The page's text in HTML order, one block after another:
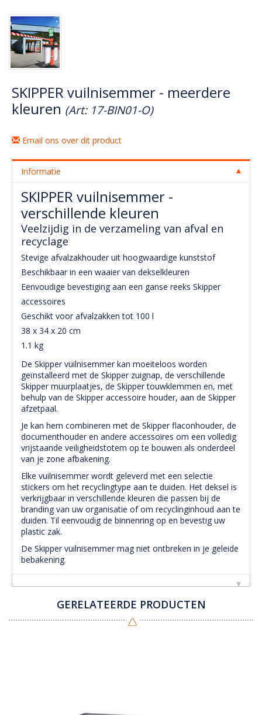
SKIPPER vuilnisemmer - meerdere
kleuren (Art: 17-BIN01-O)
Email ons over dit product
Informatie
SKIPPER vuilnisemmer -
verschillende kleuren
Veelzijdig in de verzameling van afval en
recyclage
Stevige afvalzakhouder uit hoogwaardige kunststof
Beschikbaar in een waaier van dekselkleuren
Eenvoudige bevestiging aan een ganse reeks Skipper
accessoires
Geschikt voor afvalzakken tot 100 l
38 x 34 x 20 cm
1.1 kg
De Skipper vuilnisemmer kan moeiteloos worden
geïnstalleerd met de Skipper zuignap, de verschillende
Skipper muurplaatjes, de Skipper touwklemmen en, met
behulp van de Skipper accessoire houder, aan de Skipper
afzetpaal.
Je kan hem combineren met de Skipper flaconhouder, de
documenthouder en andere accessoires om een volledig
vrijstaande veiligheidstotem op te bouwen als onderdeel
van je zone afbakening.
Elke vuilnisemmer wordt geleverd met een selectie
stickers om het recyclingtype aan te duiden. Het deksel is
verkrijgbaar in verschillende kleuren die passen bij de
branding van uw organisatie of om recyclinginhoud aan te
duiden. Til eenvoudig de binnenring op en bevestig uw
plastic zak.
De Skipper vuilnisemmer mag niet ontbreken in je geleide
bebakening.
GERELATEERDE PRODUCTEN